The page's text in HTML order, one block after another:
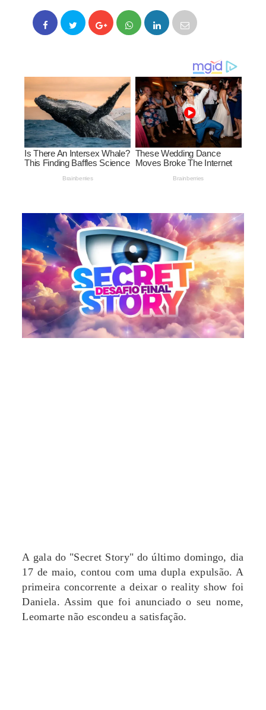
A gala do "Secret Story" do último domingo, dia
17 de maio, contou com uma dupla expulsão. A
primeira concorrente a deixar o reality show foi
Daniela. Assim que foi anunciado o seu nome,
Leomarte não escondeu a satisfação.